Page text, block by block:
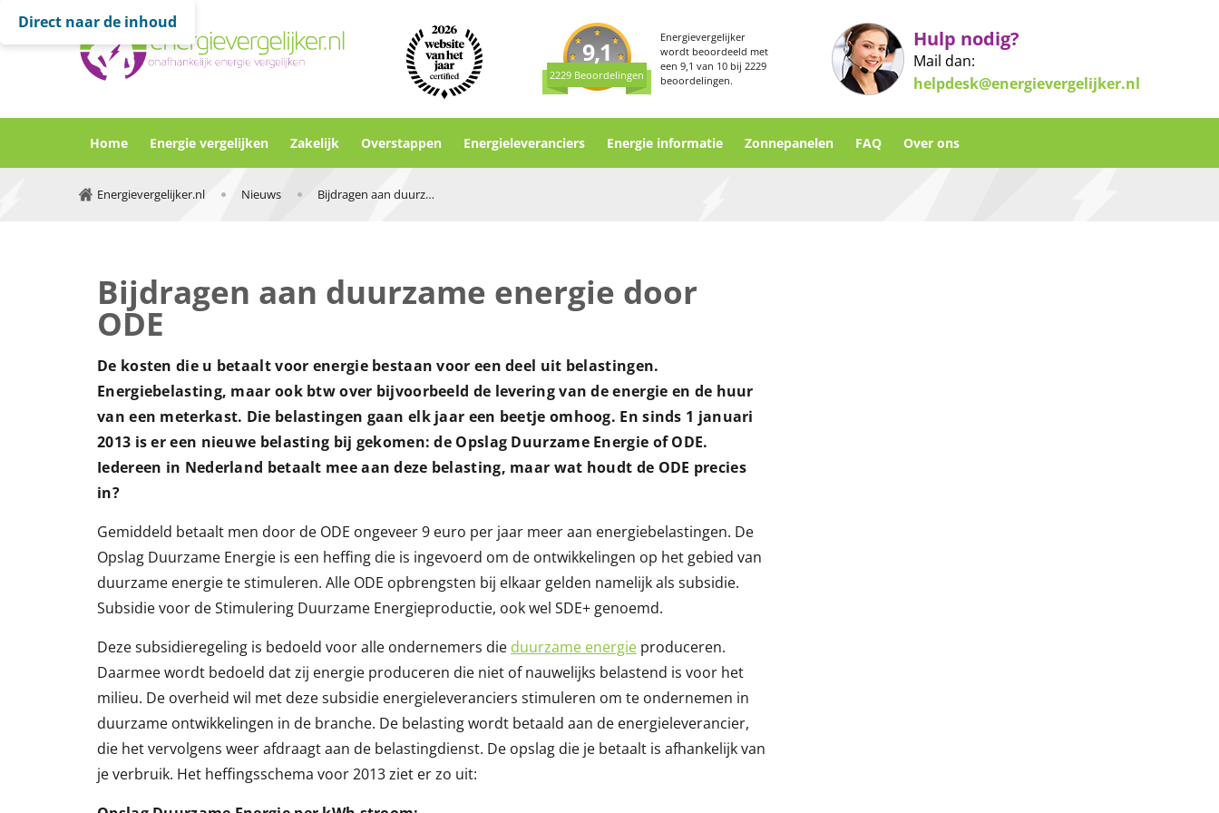
Direct naar de inhoud
9,1
2229 Beoordelingen
Energievergelijker
wordt beoordeeld met
een9,1 van 10 bij2229
beoordelingen.
Hulp nodig?
Mail dan:
helpdesk@energievergelijker.nl
Home Energie vergelijken Zakelijk Overstappen Energieleveranciers Energie informatie Zonnepanelen FAQ Over ons
Energievergelijker.nl Nieuws Bijdragen aan duurzame energie door ODE
Bijdragen aan duurzame energie door
ODE
De kosten die u betaalt voor energie bestaan voor een deel uit belastingen.
Energiebelasting, maar ook btw over bijvoorbeeld de levering van de energie en de huur
van een meterkast. Die belastingen gaan elk jaar een beetje omhoog. En sinds 1 januari
2013 is er een nieuwe belasting bij gekomen: de Opslag Duurzame Energie of ODE.
Iedereen in Nederland betaalt mee aan deze belasting, maar wat houdt de ODE precies
in?
Gemiddeld betaalt men door de ODE ongeveer 9 euro per jaar meer aan energiebelastingen. De
Opslag Duurzame Energie is een heffing die is ingevoerd om de ontwikkelingen op het gebied van
duurzame energie te stimuleren. Alle ODE opbrengsten bij elkaar gelden namelijk als subsidie.
Subsidie voor de Stimulering Duurzame Energieproductie, ook wel SDE+ genoemd.
Deze subsidieregeling is bedoeld voor alle ondernemers die duurzame energie produceren.
Daarmee wordt bedoeld dat zij energie produceren die niet of nauwelijks belastend is voor het
milieu. De overheid wil met deze subsidie energieleveranciers stimuleren om te ondernemen in
duurzame ontwikkelingen in de branche. De belasting wordt betaald aan de energieleverancier,
die het vervolgens weer afdraagt aan de belastingdienst. De opslag die je betaalt is afhankelijk van
je verbruik. Het heffingsschema voor 2013 ziet er zo uit: